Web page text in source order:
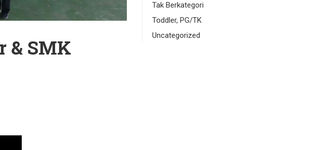
& SMK
Tak Berkategori
Toddler, PG/TK
Uncategorized